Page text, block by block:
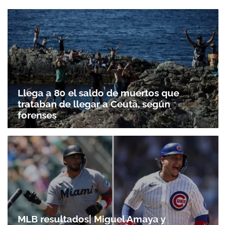
Llega a 80 el saldo de muertos que
trataban de llegar a Ceuta, según
forenses
MLB resultados| Miguel Amaya y